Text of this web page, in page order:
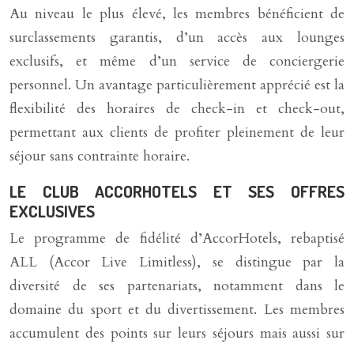
Au niveau le plus élevé, les membres bénéficient de
surclassements garantis, d’un accès aux lounges
exclusifs, et même d’un service de conciergerie
personnel. Un avantage particulièrement apprécié est la
flexibilité des horaires de check-in et check-out,
permettant aux clients de profiter pleinement de leur
séjour sans contrainte horaire.
LE CLUB ACCORHOTELS ET SES OFFRES
EXCLUSIVES
Le programme de fidélité d’AccorHotels, rebaptisé
ALL (Accor Live Limitless), se distingue par la
diversité de ses partenariats, notamment dans le
domaine du sport et du divertissement. Les membres
accumulent des points sur leurs séjours mais aussi sur